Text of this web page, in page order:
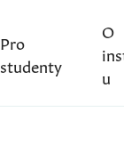
Pro
studenty
O
u